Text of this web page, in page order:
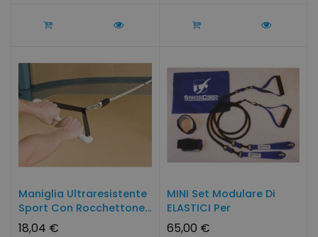
Maniglia Ultraresistente
Sport Con Rocchettone...
18,04 €
MINI Set Modulare Di
ELASTICI Per
L'allenamento...
65,00 €